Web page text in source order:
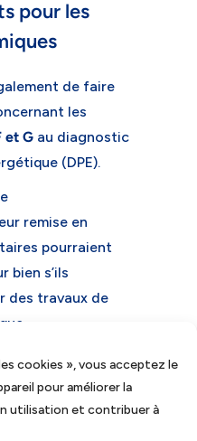
cookies », vous acceptez le
pour améliorer la
utilisation et contribuer à
pour les
de faire
les
et G au diagnostic
(DPE).
remise en
pourraient
bien s’ils
des travaux de
être effectués
pour une maison
lorsqu’il s’agit
copropriété.